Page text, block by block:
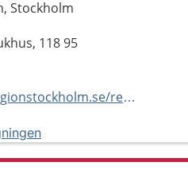
Stockholm
118 95
https://vard.regionstockholm.se/rehabiliteringsmottagningar/